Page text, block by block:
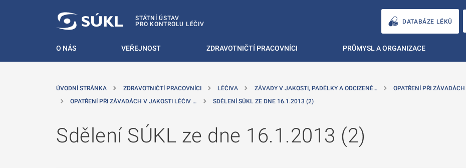
STÁTNÍ ÚSTAV
PRO KONTROLU LÉČIV
DATABÁZE LÉKŮ
O NÁS VEŘEJNOST ZDRAVOTNIČTÍ PRACOVNÍCI PRŮMYSL A ORGANIZACE
ÚVODNÍ STRÁNKA ZDRAVOTNIČTÍ PRACOVNÍCI LÉČIVA ZÁVADY V JAKOSTI, PADĚLKY A ODCIZENÉ…
OPATŘENÍ PŘI
OPATŘENÍ PŘI ZÁVADÁCH V JAKOSTI LÉČIV …
SDĚLENÍ SÚKL ZE DNE 16.1.2013 (2)
Sdělení SÚKL ze dne 16.1.2013 (2)